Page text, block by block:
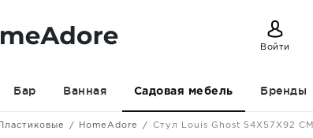
Войти
Бар Ванная Садовая мебель Бренды
Пластиковые HomeAdore Стул Louis Ghost 54X57X92 CM